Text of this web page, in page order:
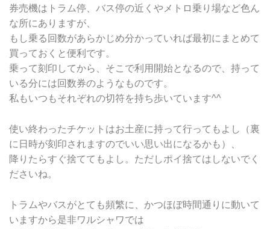
券売機はトラム停、バス停の近くやメトロ乗り場など色ん
な所にありますが、
もし乗る回数があらかじめ分かっていれば最初にまとめて
買っておくと便利です。
乗って刻印してから、そこで利用開始となるので、持って
いる分には回数券のようなものです。
私もいつもそれぞれの切符を持ち歩いています^^
使い終わったチケットはお土産に持って行ってもよし（裏
に日時が刻印されますのでいい思い出になるかも）、
降りたらすぐ捨ててもよし。ただしポイ捨てはしないでく
ださいね。
トラムやバスがとても頻繁に、かつほぼ時間通りに動いて
いますから是非ワルシャワでは